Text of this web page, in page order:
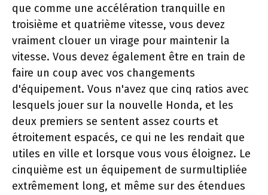
que comme une accélération tranquille en
troisième et quatrième vitesse, vous devez
vraiment clouer un virage pour maintenir la
vitesse. Vous devez également être en train de
faire un coup avec vos changements
d'équipement. Vous n'avez que cinq ratios avec
lesquels jouer sur la nouvelle Honda, et les
deux premiers se sentent assez courts et
étroitement espacés, ce qui ne les rendait que
utiles en ville et lorsque vous vous éloignez. Le
cinquième est un équipement de surmultipliée
extrêmement long, et même sur des étendues